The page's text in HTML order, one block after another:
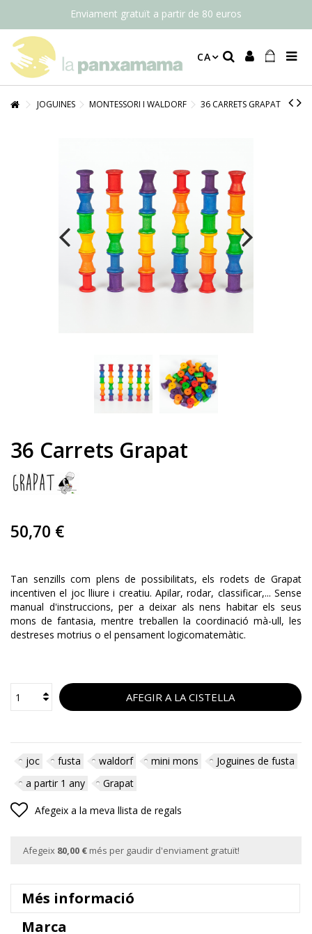
Enviament gratuït a partir de 80 euros
CA
JOGUINES MONTESSORI I WALDORF 36 CARRETS GRAPAT
36 Carrets Grapat
50,70 €
Tan senzills com plens de possibilitats, els rodets de Grapat
incentiven el joc lliure i creatiu. Apilar, rodar, classificar,... Sense
manual d'instruccions, per a deixar als nens habitar els seus
mons de fantasia, mentre treballen la coordinació mà-ull, les
destreses motrius o el pensament logicomatemàtic.
AFEGIR A LA CISTELLA
joc fusta waldorf mini mons
Joguines de fusta
a partir 1 any
Grapat
Afegeix a la meva llista de regals
Afegeix 80,00 € més per gaudir d'enviament gratuït!
Més informació
Marca